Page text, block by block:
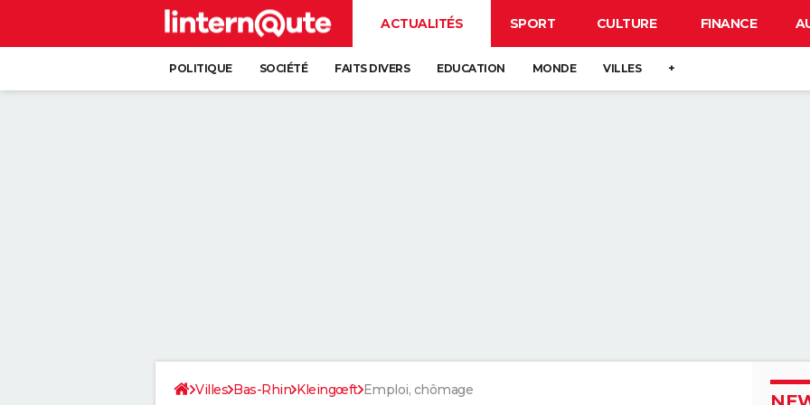
ACTUALITÉS SPORT CULTURE FINANCE
POLITIQUE SOCIÉTÉ FAITS DIVERS EDUCATION MONDE VILLES +
Villes Bas-Rhin Kleingœft Emploi, chômage